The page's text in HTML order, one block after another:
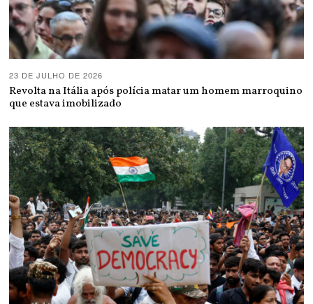
23 DE JULHO DE 2026
Revolta na Itália após polícia matar um homem marroquino
que estava imobilizado